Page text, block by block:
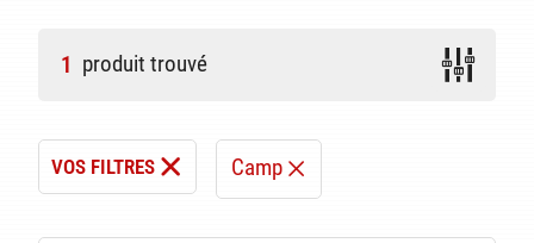
1 produit trouvé
VOS FILTRES Camp